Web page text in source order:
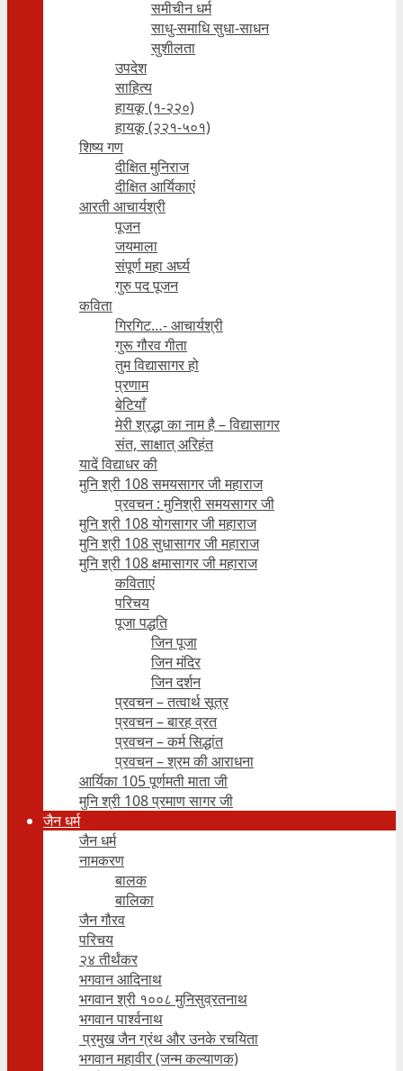
समीचीन धर्म
साधु-समाधि सुधा-साधन
सुशीलता
उपदेश
साहित्य
हायकू (१‍-२२०)
हायकू (२२१-५०१)
शिष्य गण
दीक्षित मुनिराज
दीक्षित आर्यिकाएं
आरती आचार्यश्री
पूजन
जयमाला
संपूर्ण महा अर्घ्य
गुरु पद पूजन
कविता
गिरगिट…- आचार्यश्री
गुरू गौरव गीता
तुम विद्यासागर हो
प्रणाम
बेटियाँ
मेरी श्रद्धा का नाम है – विद्यासागर
संत, साक्षात् अरिहंत
यादें विद्याधर की
मुनि श्री 108 समयसागर जी महाराज
प्रवचन : मुनिश्री समयसागर जी
मुनि श्री 108 योगसागर जी महाराज
मुनि श्री 108 सुधासागर जी महाराज
मुनि श्री 108 क्षमासागर जी महाराज
कविताएं
परिचय
पूजा पद्धति
जिन पूजा
जिन मंदिर
जिन दर्शन
प्रवचन – तत्वार्थ सूत्र
प्रवचन – बारह व्रत
प्रवचन – कर्म सिद्धांत
प्रवचन – श्रम की आराधना
आर्यिका 105 पूर्णमती माता जी
मुनि श्री 108 प्रमाण सागर जी
जैन धर्म
जैन धर्म
नामकरण
बालक
बालिका
जैन गौरव
परिचय
२४ तीर्थंकर
भगवान आदिनाथ
भगवान श्री १००८ मुनिसुव्रतनाथ
भगवान पार्श्वनाथ
प्रमुख जैन ग्रंथ और उनके रचयिता
भगवान महावीर (जन्म कल्याणक)